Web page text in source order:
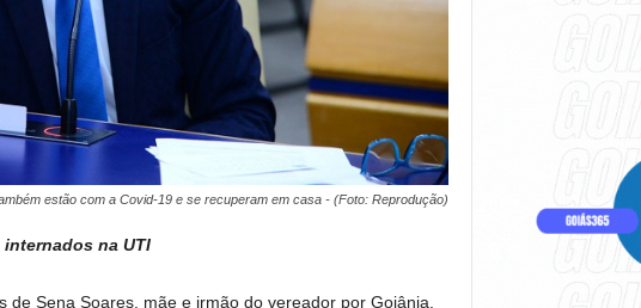
estão com a Covid-19 e se recuperam em casa - (Foto: Reprodução)
na UTI
de Sena Soares, mãe e irmão do vereador por Goiânia,